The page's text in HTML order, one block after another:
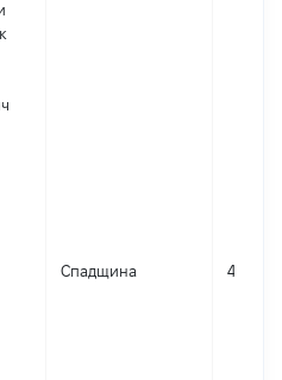
Спадщина